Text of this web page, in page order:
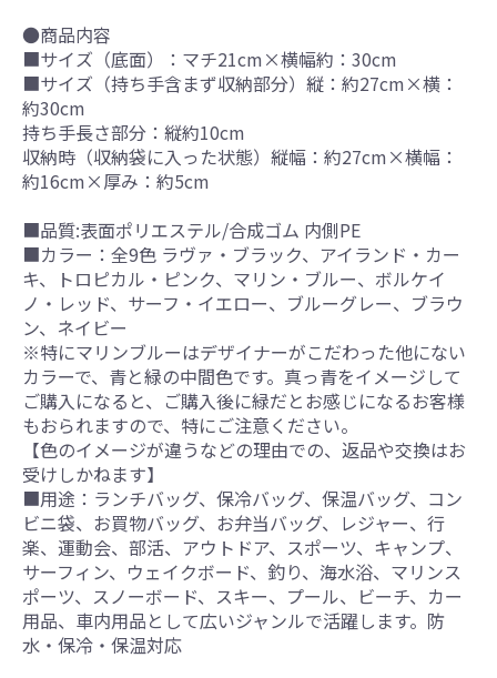
●商品内容
■サイズ（底面）：マチ21cm×横幅約：30cm
■サイズ（持ち手含まず収納部分）縦：約27cm×横：
約30cm
持ち手長さ部分：縦約10cm
収納時（収納袋に入った状態）縦幅：約27cm×横幅：
約16cm×厚み：約5cm
■品質:表面ポリエステル/合成ゴム 内側PE
■カラー：全9色 ラヴァ・ブラック、アイランド・カー
キ、トロピカル・ピンク、マリン・ブルー、ボルケイ
ノ・レッド、サーフ・イエロー、ブルーグレー、ブラウ
ン、ネイビー
※特にマリンブルーはデザイナーがこだわった他にない
カラーで、青と緑の中間色です。真っ青をイメージして
ご購入になると、ご購入後に緑だとお感じになるお客様
もおられますので、特にご注意ください。
【色のイメージが違うなどの理由での、返品や交換はお
受けしかねます】
■用途：ランチバッグ、保冷バッグ、保温バッグ、コン
ビニ袋、お買物バッグ、お弁当バッグ、レジャー、行
楽、運動会、部活、アウトドア、スポーツ、キャンプ、
サーフィン、ウェイクボード、釣り、海水浴、マリンス
ポーツ、スノーボード、スキー、プール、ビーチ、カー
用品、車内用品として広いジャンルで活躍します。防
水・保冷・保温対応